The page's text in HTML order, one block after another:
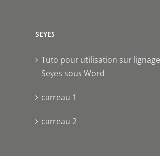
SEYES
Tuto pour utilisation sur lignage
Seyes sous Word
carreau 1
carreau 2